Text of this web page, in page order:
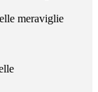
meraviglie